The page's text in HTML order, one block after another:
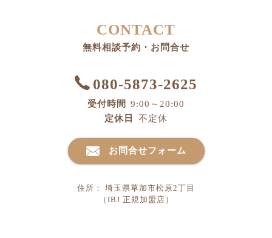
CONTACT
無料相談予約・お問合せ
080-5873-2625
受付時間
9:00～20:00
定休日
不定休
お問合せフォーム
住所： 埼玉県草加市松原2丁目
（IBJ 正規加盟店）